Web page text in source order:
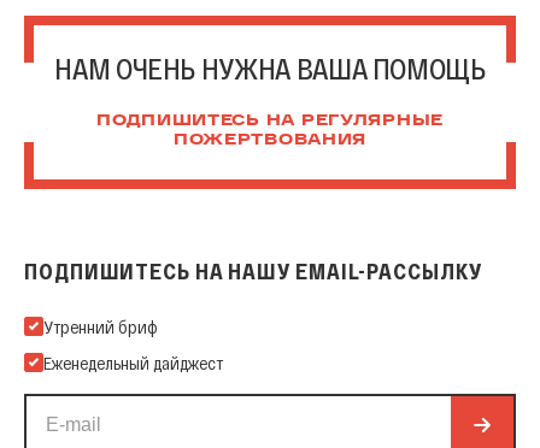
НАМ ОЧЕНЬ НУЖНА ВАША ПОМОЩЬ
ПОДПИШИТЕСЬ НА РЕГУЛЯРНЫЕ
ПОЖЕРТВОВАНИЯ
ПОДПИШИТЕСЬ НА НАШУ EMAIL-РАССЫЛКУ
Подпишитесь на нашу Email-рассылку
Утренний бриф
Еженедельный дайджест